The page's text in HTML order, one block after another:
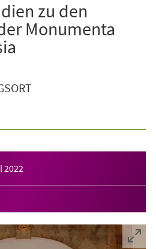
zu den
Monumenta
2022